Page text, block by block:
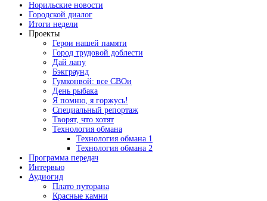
Норильские новости
Городской диалог
Итоги недели
Проекты
Герои нашей памяти
Город трудовой доблести
Дай лапу
Бэкграунд
Гумконвой: все СВОи
День рыбака
Я помню, я горжусь!
Специальный репортаж
Творят, что хотят
Технология обмана
Технология обмана 1
Технология обмана 2
Программа передач
Интервью
Аудиогид
Плато путорана
Красные камни